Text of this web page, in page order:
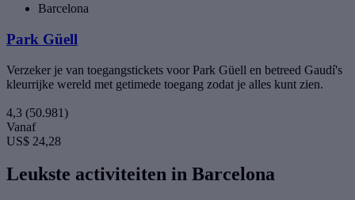
Barcelona
Park Güell
Verzeker je van toegangstickets voor Park Güell en betreed Gaudí's
kleurrijke wereld met getimede toegang zodat je alles kunt zien.
4,3 (50.981)
Vanaf
US$ 24,28
Leukste activiteiten in Barcelona